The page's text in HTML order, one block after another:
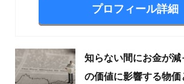
プロフィール詳細
知らない間にお金が
の価値に影響する物価